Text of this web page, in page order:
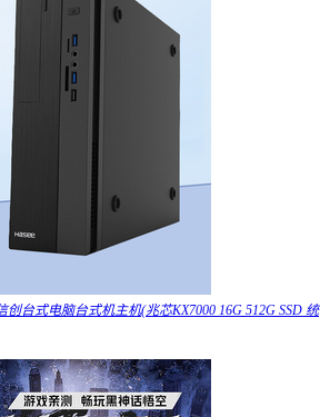
台式电脑台式机主机(兆芯KX7000 16G 512G SSD 统